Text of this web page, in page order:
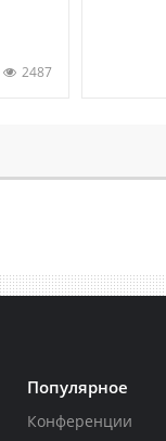
2487
Популярное
Конференции